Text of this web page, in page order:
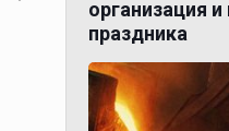
организация
праздника